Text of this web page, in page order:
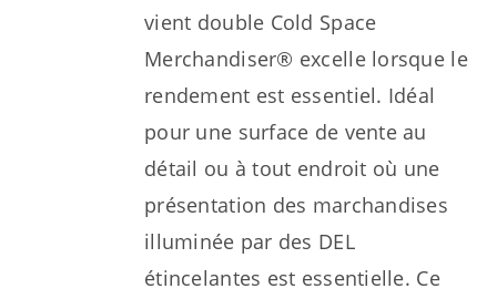
vient double Cold Space
Merchandiser® excelle lorsque le
rendement est essentiel. Idéal
pour une surface de vente au
détail ou à tout endroit où une
présentation des marchandises
illuminée par des DEL
étincelantes est essentielle. Ce